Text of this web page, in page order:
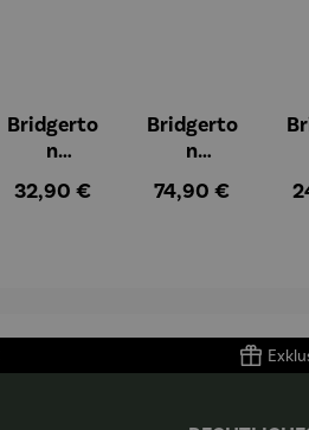
Bridgerto
n
echer aus
Regulärer Preis:
32,90 €
Bridgerto
n
assen Set |
ell
Regulärer Preis:
74,90 €